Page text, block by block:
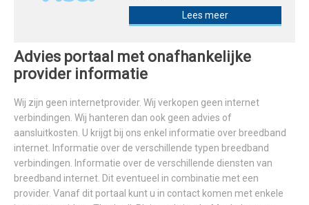
Lees meer
Advies portaal met onafhankelijke
provider informatie
Wij zijn geen internetprovider. Wij verkopen geen internet
verbindingen. Wij hanteren dan ook geen advies of
aansluitkosten. U krijgt bij ons enkel informatie over breedband
internet. Informatie over de verschillende typen breedband
verbindingen. Informatie over de verschillende diensten van
breedband internet. Dit eventueel in combinatie met een
provider. Vanaf dit portaal kunt u in contact komen met enkele